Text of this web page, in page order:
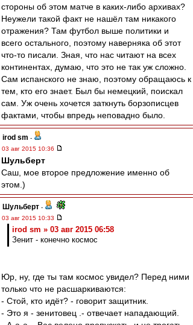
стороны об этом матче в каких-либо архивах?
Неужели такой факт не нашёл там никакого
отражения? Там футбол выше политики и
всего остального, поэтому наверняка об этот
что-то писали. Зная, что нас читают на всех
континентах, думаю, что это не так уж сложно.
Сам испанского не знаю, поэтому обращаюсь к
тем, кто его знает. Был бы немецкий, поискал
сам. Уж очень хочется заткнуть борзописцев
фактами, чтобы впредь неповадно было.
irod sm -
03 авг 2015 10:36
Шульберт
Саш, мое второе предложение именно об
этом.)
Шульберт -
03 авг 2015 10:33
irod sm » 03 авг 2015 06:58
Зенит - конечно космос
Юр, ну, где ты там космос увидел? Перед ними
только что не расшаркиваются:
- Стой, кто идёт? - говорит защитник.
- Это я - зенитовец .- отвечает нападающий.